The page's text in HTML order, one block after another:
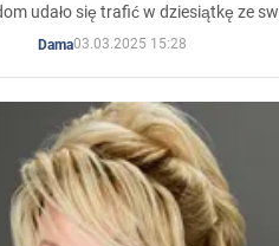
udało się trafić w dziesiątkę ze
Dama03.03.2025 15:28